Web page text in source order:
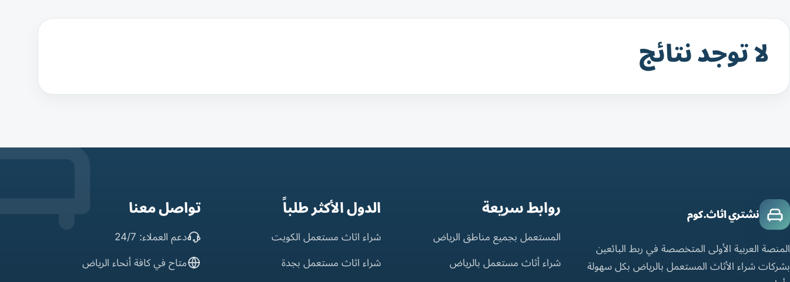
لا توجد نتائج
نشتري اثاث.كوم
المنصة العربية الأولى المتخصصة في ربط البائعين
بشركات شراء الأثاث المستعمل بالرياض بكل سهولة
روابط سريعة
المستعمل بجميع مناطق الرياض
شراء أثاث مستعمل بالرياض
الدول الأكثر طلباً
شراء اثاث مستعمل الكويت
شراء اثاث مستعمل بجدة
تواصل معنا
دعم العملاء: 24/7
متاح في كافة أنحاء الرياض